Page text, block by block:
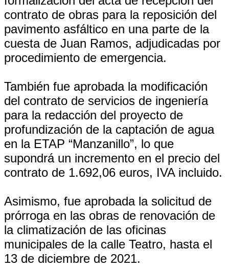
contrato de obras para la reposición del
pavimento asfáltico en una parte de la
cuesta de Juan Ramos, adjudicadas por
procedimiento de emergencia.
También fue aprobada la modificación
del contrato de servicios de ingeniería
para la redacción del proyecto de
profundización de la captación de agua
en la ETAP “Manzanillo”, lo que
supondrá un incremento en el precio del
contrato de 1.692,06 euros, IVA incluido.
Asimismo, fue aprobada la solicitud de
prórroga en las obras de renovación de
la climatización de las oficinas
municipales de la calle Teatro, hasta el
13 de diciembre de 2021.